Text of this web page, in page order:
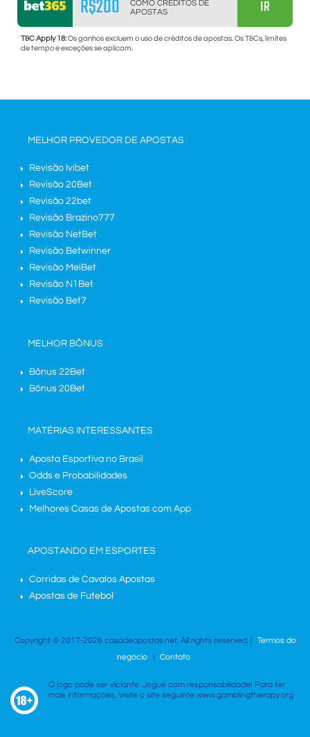
R$200
COMO CRÉDITOS DE
APOSTAS
IR
T&C Apply 18:Os ganhos excluem o uso de créditos de apostas. Os T&Cs, limites
de tempo e exceções se aplicam.
MELHOR PROVEDOR DE APOSTAS
Revisão Ivibet
Revisão 20Bet
Revisão 22bet
Revisão Brazino777
Revisão NetBet
Revisão Betwinner
Revisão MelBet
Revisão N1Bet
Revisão Bet7
MELHOR BÔNUS
Bônus 22Bet
Bônus 20Bet
MATÉRIAS INTERESSANTES
Aposta Esportiva no Brasil
Odds e Probabilidades
LiveScore
Melhores Casas de Apostas com App
APOSTANDO EM ESPORTES
Corridas de Cavalos Apostas
Apostas de Futebol
Copyright © 2017-2026 casadeapostas.net. All rights reserved. |
Termos do
negócio
Contato
O jogo pode ser viciante. Jogue com responsabilidade! Para ter
mais informações, visite o site seguinte www.gamblingtherapy.org